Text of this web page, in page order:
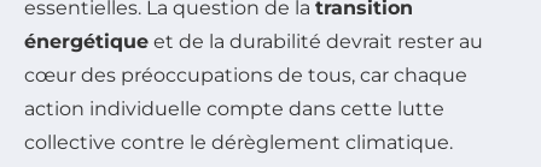
essentielles. La question de la transition
énergétique et de la durabilité devrait rester au
cœur des préoccupations de tous, car chaque
action individuelle compte dans cette lutte
collective contre le dérèglement climatique.